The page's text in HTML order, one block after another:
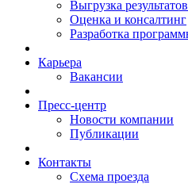
Выгрузка
Оценка и консалтинг
Разработка
Карьера
Вакансии
Пресс-центр
Новости компании
Публикации
Контакты
Схема проезда